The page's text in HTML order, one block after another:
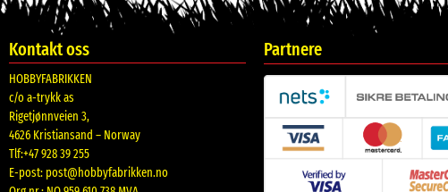
Kontakt oss
HOBBYFABRIKKEN
c/o a-trykk as
Rigetjønnveien 3,
4626 Kristiansand – Norway
Tlf:+47 928 39 255
E-post: post@hobbyfabrikken.no
Partnere